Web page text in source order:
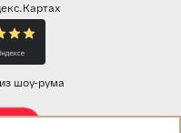
шоу-рума